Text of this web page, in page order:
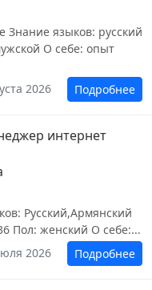
Знание языков: русский
О себе: опыт
2026
Подробнее
интернет
Русский,Армянский
Пол: женский О себе:...
2026
Подробнее